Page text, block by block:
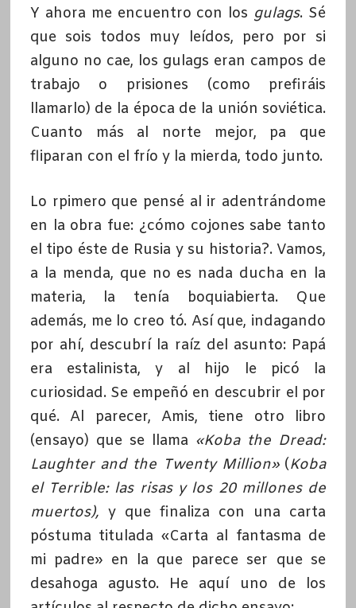
Y ahora me encuentro con los gulags. Sé
que sois todos muy leídos, pero por si
alguno no cae, los gulags eran campos de
trabajo o prisiones (como prefiráis
llamarlo) de la época de la unión soviética.
Cuanto más al norte mejor, pa que
fliparan con el frío y la mierda, todo junto.
Lo rpimero que pensé al ir adentrándome
en la obra fue: ¿cómo cojones sabe tanto
el tipo éste de Rusia y su historia?. Vamos,
a la menda, que no es nada ducha en la
materia, la tenía boquiabierta. Que
además, me lo creo tó. Así que, indagando
por ahí, descubrí la raíz del asunto: Papá
era estalinista, y al hijo le picó la
curiosidad. Se empeñó en descubrir el por
qué. Al parecer, Amis, tiene otro libro
(ensayo) que se llama «Koba the Dread:
Laughter and the Twenty Million» (Koba
el Terrible: las risas y los 20 millones de
muertos), y que finaliza con una carta
póstuma titulada «Carta al fantasma de
mi padre» en la que parece ser que se
desahoga agusto. He aquí uno de los